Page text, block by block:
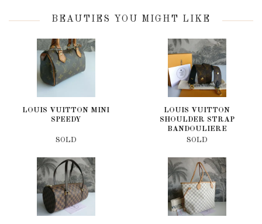
BEAUTIES YOU MIGHT LIKE
LOUIS VUITTON MINI
SPEEDY
SOLD
LOUIS VUITTON
SHOULDER STRAP
BANDOULIERE
SOLD